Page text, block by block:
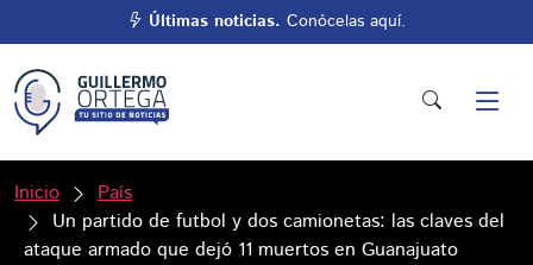
Últimas noticias. Conócelas aquí.
Inicio
País
Un partido de futbol y dos camionetas: las claves del
ataque armado que dejó 11 muertos en Guanajuato